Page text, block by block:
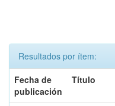
Resultados por ítem:
Fecha de
publicación
Título